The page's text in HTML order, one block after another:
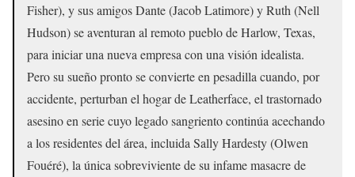
Fisher), y sus amigos Dante (Jacob Latimore) y Ruth (Nell
Hudson) se aventuran al remoto pueblo de Harlow, Texas,
para iniciar una nueva empresa con una visión idealista.
Pero su sueño pronto se convierte en pesadilla cuando, por
accidente, perturban el hogar de Leatherface, el trastornado
asesino en serie cuyo legado sangriento continúa acechando
a los residentes del área, incluida Sally Hardesty (Olwen
Fouéré), la única sobreviviente de su infame masacre de